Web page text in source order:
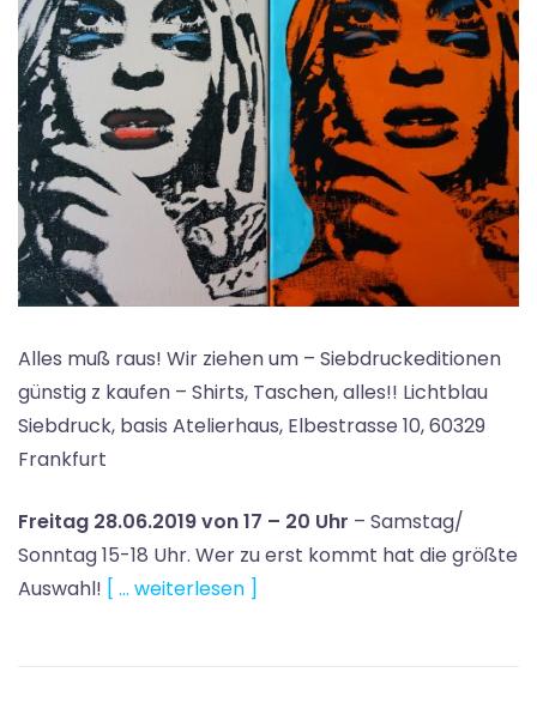
Alles muß raus! Wir ziehen um – Siebdruckeditionen
günstig z kaufen – Shirts, Taschen, alles!! Lichtblau
Siebdruck, basis Atelierhaus, Elbestrasse 10, 60329
Frankfurt
Freitag 28.06.2019 von 17 – 20 Uhr – Samstag/
Sonntag 15-18 Uhr. Wer zu erst kommt hat die größte
Auswahl! [ … weiterlesen ]